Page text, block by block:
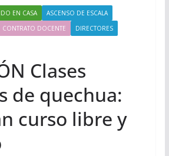
EN CASA
ASCENSO DE ESCALA
CONTRATO DOCENTE
DIRECTORES
Clases
de quechua:
curso libre y